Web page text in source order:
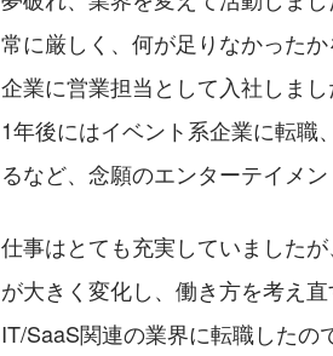
常に厳しく、何が足りなかった
企業に営業担当として入社しま
1年後にはイベント系企業に転職
るなど、念願のエンターテイメ
仕事はとても充実していました
が大きく変化し、働き方を考え
IT/SaaS関連の業界に転職した